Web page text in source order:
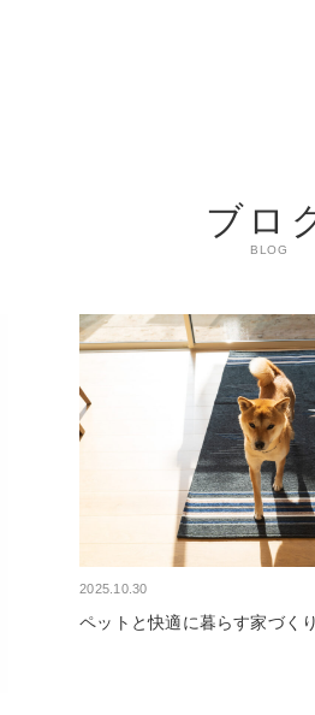
ブロ
BLOG
2025.10.30
ペットと快適に暮らす家づく